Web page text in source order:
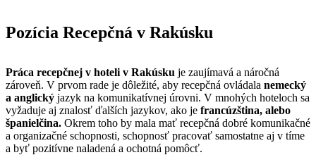
Pozícia Recepčná v Rakúsku
Práca recepčnej v hoteli v Rakúsku je zaujímavá a náročná
zároveň. V prvom rade je dôležité, aby recepčná ovládala nemecký
a anglický jazyk na komunikatívnej úrovni. V mnohých hoteloch sa
vyžaduje aj znalosť ďalších jazykov, ako je francúzština, alebo
španielčina. Okrem toho by mala mať recepčná dobré komunikačné
a organizačné schopnosti, schopnosť pracovať samostatne aj v tíme
a byť pozitívne naladená a ochotná pomôcť.